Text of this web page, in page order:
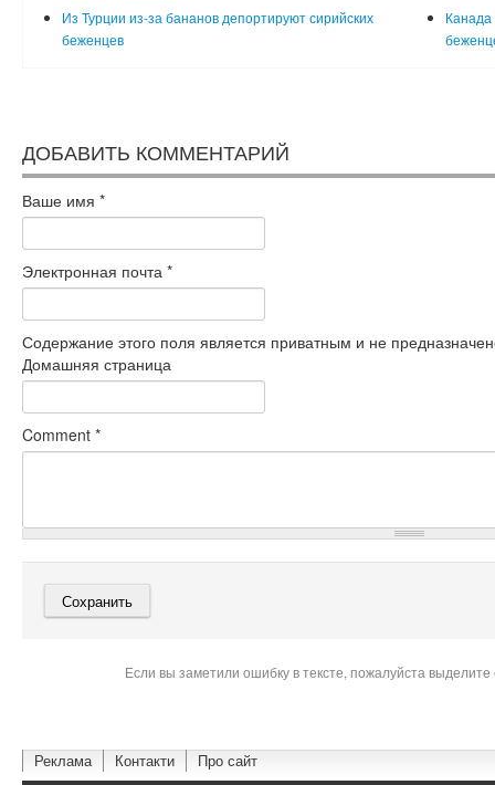
Из Турции из-за бананов депортируют сирийских
беженцев
Канада
ДОБАВИТЬ КОММЕНТАРИЙ
Ваше имя *
Электронная почта *
Содержание этого поля является приватным и не
Домашняя страница
Comment *
Если вы заметили ошибку в тексте, пожалуйста
Реклама Контакти Про сайт